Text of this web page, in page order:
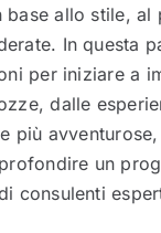
base allo stile, al
In questa
per iniziare a
dalle
più
un
consulenti